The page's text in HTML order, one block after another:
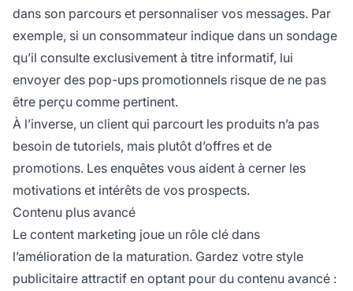
dans son parcours et personnaliser vos messages. Par
exemple, si un consommateur indique dans un sondage
qu’il consulte exclusivement à titre informatif, lui
envoyer des pop-ups promotionnels risque de ne pas
être perçu comme pertinent.
À l’inverse, un client qui parcourt les produits n’a pas
besoin de tutoriels, mais plutôt d’offres et de
promotions. Les enquêtes vous aident à cerner les
motivations et intérêts de vos prospects.
Contenu plus avancé
Le content marketing joue un rôle clé dans
l’amélioration de la maturation. Gardez votre style
publicitaire attractif en optant pour du contenu avancé :